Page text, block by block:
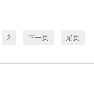
2 下一页 尾页